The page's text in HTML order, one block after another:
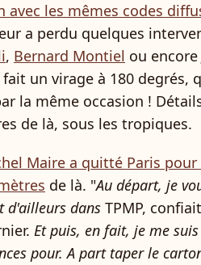
avec les mêmes codes
a perdu quelques
, Bernard Montiel ou encore
un virage à 180 degrés,
la même occasion !
de là, sous les tropiques.
Maire a quitté Paris
de là. "Au départ, je
d'ailleurs dans TPMP,
Et puis, en fait, je me
pour. A part taper le